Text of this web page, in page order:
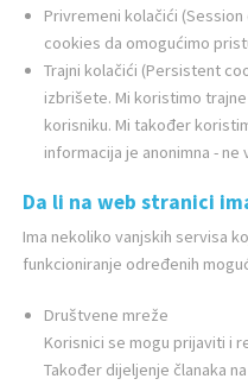
ShvaćamPrivremeni kolačići
cookies da omogućimo
Trajni kolačići (Persistent
izbrišete. Mi koristimo
korisniku. Mi također
informacija je anonimna -
Da li na web stranici
Ima nekoliko vanjskih servisa
funkcioniranje određenih
Društvene mreže
Korisnici se mogu prijaviti i
Također dijeljenje članaka